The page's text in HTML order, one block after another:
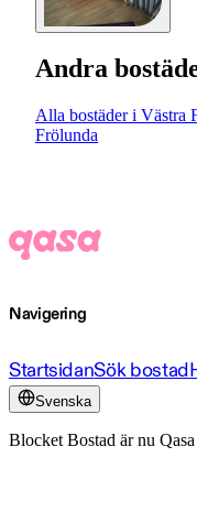
Andra
Alla bostäder i Västra
Frölunda
Navigering
StartsidanSök bostad
Svenska
Blocket Bostad är nu Qasa